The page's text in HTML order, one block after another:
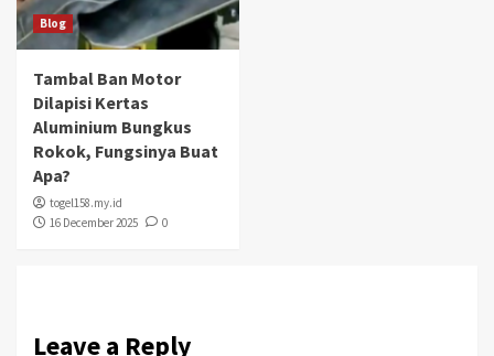
Blog
Tambal Ban Motor
Dilapisi Kertas
Aluminium Bungkus
Rokok, Fungsinya Buat
Apa?
togel158.my.id
16 December 2025
0
Leave a Reply